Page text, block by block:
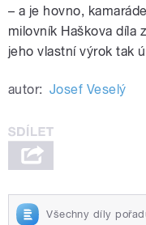
– a je hovno,
milovník Haškova díla
jeho vlastní výrok tak
autor: Josef Veselý
Všechny díly